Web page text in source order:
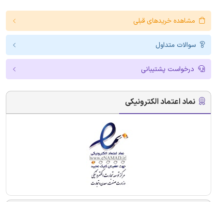
مشاهده خریدهای قبلی
سوالات متداول
درخواست پشتیبانی
نماد اعتماد الکترونیکی